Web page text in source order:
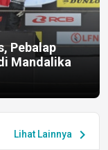
Pebalap
Mandalika
Lihat Lainnya chevron_right